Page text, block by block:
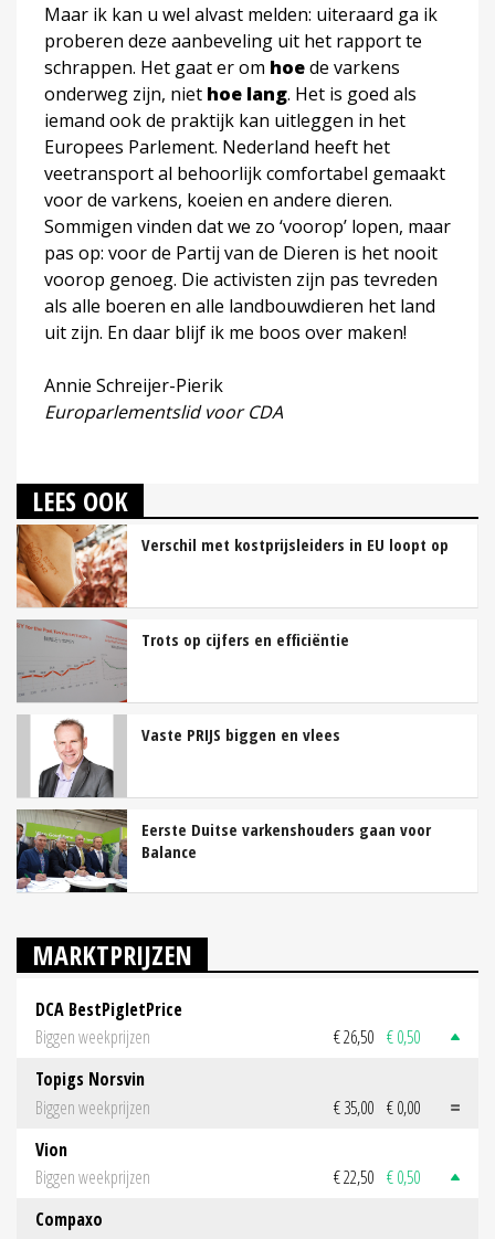
Maar ik kan u wel alvast melden: uiteraard ga ik
proberen deze aanbeveling uit het rapport te
schrappen. Het gaat er om hoede varkens
onderweg zijn, niet hoe lang. Het is goed als
iemand ook de praktijk kan uitleggen in het
Europees Parlement. Nederland heeft het
veetransport al behoorlijk comfortabel gemaakt
voor de varkens, koeien en andere dieren.
Sommigen vinden dat we zo ‘voorop’ lopen, maar
pas op: voor de Partij van de Dieren is het nooit
voorop genoeg. Die activisten zijn pas tevreden
als alle boeren en alle landbouwdieren het land
uit zijn. En daar blijf ik me boos over maken!
Annie Schreijer-Pierik
Europarlementslid voor CDA
LEES OOK
Verschil met kostprijsleiders in EU loopt op
Trots op cijfers en efficiëntie
Vaste PRIJS biggen en vlees
Eerste Duitse varkenshouders gaan voor
Balance
MARKTPRIJZEN
DCA BestPigletPrice
Biggen weekprijzen
€ 26,50 € 0,50
Topigs Norsvin
Biggen weekprijzen
€ 35,00 € 0,00
Vion
Biggen weekprijzen
€ 22,50 € 0,50
Compaxo